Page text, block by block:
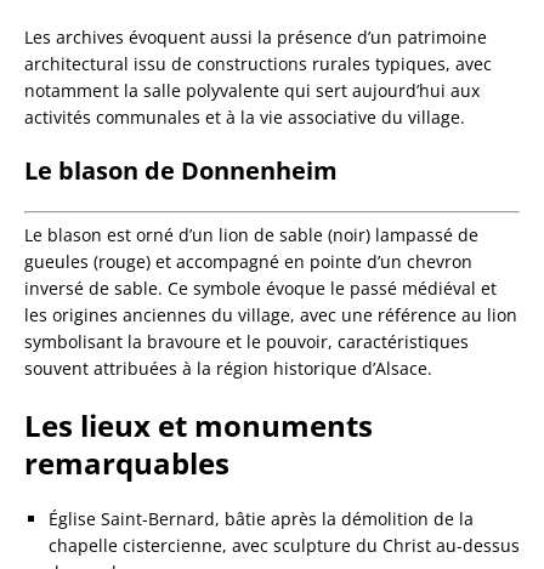
Les archives évoquent aussi la présence d’un patrimoine
architectural issu de constructions rurales typiques, avec
notamment la salle polyvalente qui sert aujourd’hui aux
activités communales et à la vie associative du village.
Le blason de Donnenheim
Le blason est orné d’un lion de sable (noir) lampassé de
gueules (rouge) et accompagné en pointe d’un chevron
inversé de sable. Ce symbole évoque le passé médiéval et
les origines anciennes du village, avec une référence au lion
symbolisant la bravoure et le pouvoir, caractéristiques
souvent attribuées à la région historique d’Alsace.
Les lieux et monuments
remarquables
Église Saint-Bernard, bâtie après la démolition de la
chapelle cistercienne, avec sculpture du Christ au-dessus